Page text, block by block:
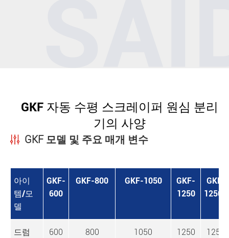
GKF 자동 수평 스크레이퍼 원심 분리
기의 사양
GKF 모델 및 주요 매개 변수
아이
템/모
델
GKF-
600
GKF-800 GKF-1050
GKF-
1250
GKF-
1250A
드럼
600 800 1050 1250 1250